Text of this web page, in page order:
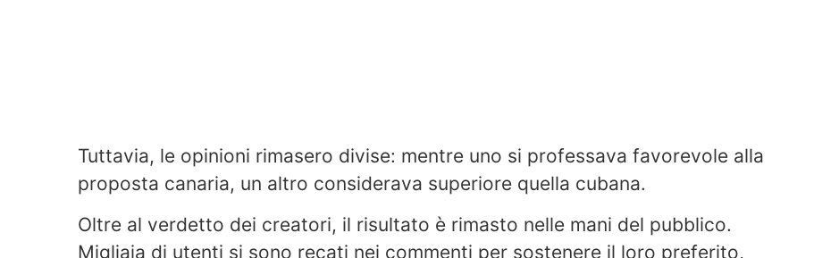
Tuttavia, le opinioni rimasero divise: mentre uno si professava favorevole alla
proposta canaria, un altro considerava superiore quella cubana.
Oltre al verdetto dei creatori, il risultato è rimasto nelle mani del pubblico.
Migliaia di utenti si sono recati nei commenti per sostenere il loro preferito,